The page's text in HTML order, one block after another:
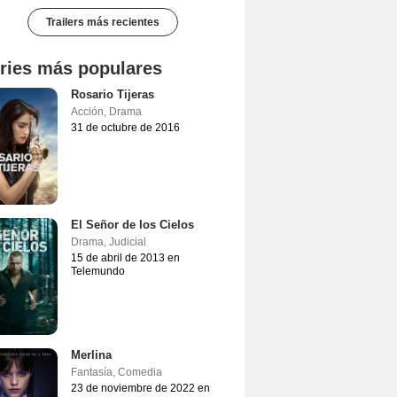
Trailers más recientes
más populares
Rosario Tijeras
Acción, Drama
31 de octubre de 2016
El Señor de los Cielos
Drama, Judicial
15 de abril de 2013 en
Telemundo
Merlina
Fantasía, Comedia
23 de noviembre de 2022 en